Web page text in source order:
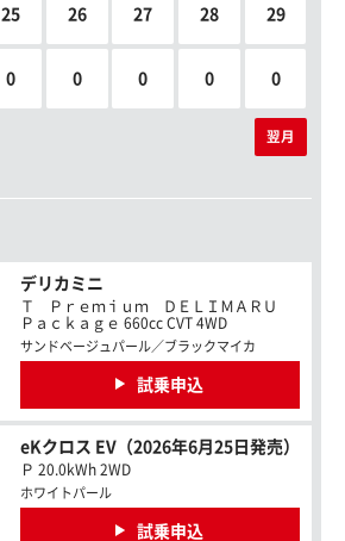
25 26 27 28 29
0 0 0 0 0
翌月
デリカミニ
Ｔ Ｐｒｅｍｉｕｍ ＤＥＬＩＭＡＲＵ
Ｐａｃｋａｇｅ 660cc CVT 4WD
サンドベージュパール／ブラックマイカ
試乗申込
eKクロス EV（2026年6月25日発売）
Ｐ 20.0kWh 2WD
ホワイトパール
試乗申込